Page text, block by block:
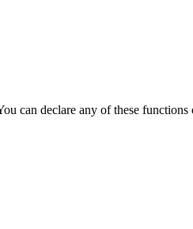
can declare any of these